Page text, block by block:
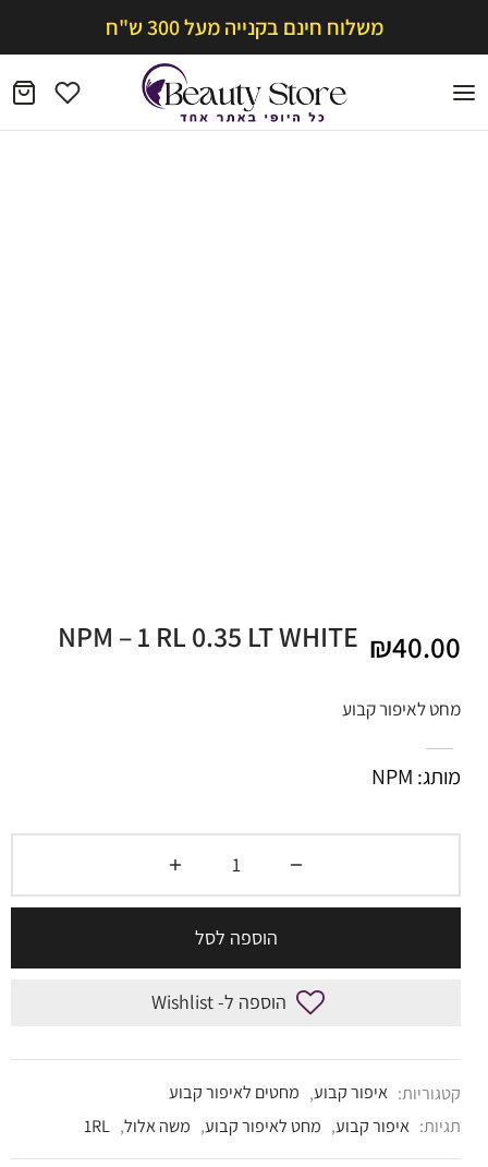
משלוח חינם בקנייה מעל 300 ש"ח
NPM – 1 RL 0.35 LT WHITE ₪40.00
מחט לאיפור קבוע
מותג: NPM
הוספה לסל
הוספה ל- Wishlist
קטגוריות: איפור קבוע, מחטים לאיפור קבוע
תגיות: איפור קבוע, מחט לאיפור קבוע, משה אלול,
1RL